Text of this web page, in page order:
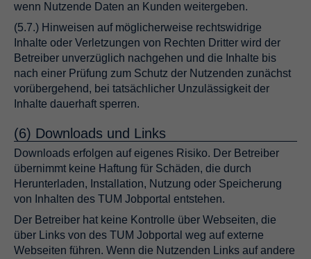
wenn Nutzende Daten an Kunden weitergeben.
(5.7.) Hinweisen auf möglicherweise rechtswidrige
Inhalte oder Verletzungen von Rechten Dritter wird der
Betreiber unverzüglich nachgehen und die Inhalte bis
nach einer Prüfung zum Schutz der Nutzenden zunächst
vorübergehend, bei tatsächlicher Unzulässigkeit der
Inhalte dauerhaft sperren.
(6) Downloads und Links
Downloads erfolgen auf eigenes Risiko. Der Betreiber
übernimmt keine Haftung für Schäden, die durch
Herunterladen, Installation, Nutzung oder Speicherung
von Inhalten des TUM Jobportal entstehen.
Der Betreiber hat keine Kontrolle über Webseiten, die
über Links von des TUM Jobportal weg auf externe
Webseiten führen. Wenn die Nutzenden Links auf andere